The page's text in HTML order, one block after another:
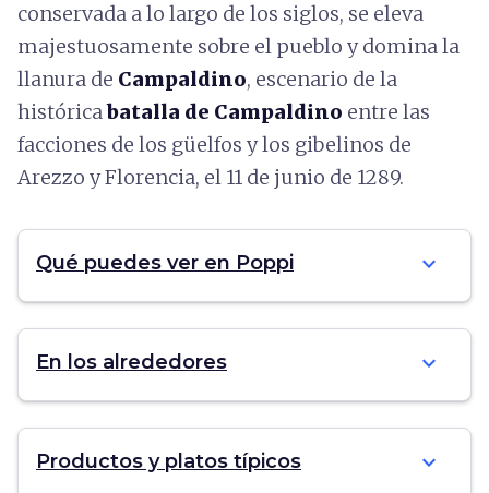
conservada a lo largo de los siglos, se eleva
majestuosamente sobre el pueblo y domina la
llanura de Campaldino, escenario de la
históricabatalla de Campaldino entre las
facciones de los güelfos y los gibelinos de
Arezzo y Florencia, el 11 de junio de 1289.
Qué puedes ver en Poppi expand_more
En los alrededores expand_more
Productos y platos típicos expand_more